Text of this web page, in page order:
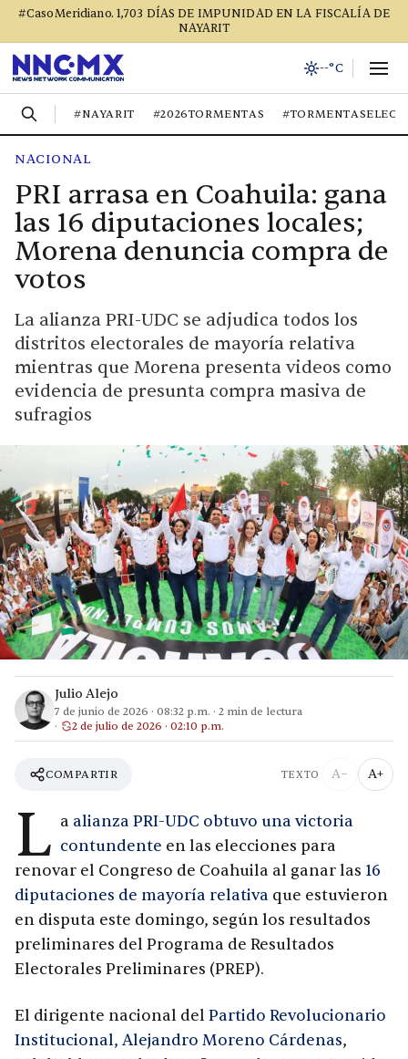
#CasoMeridiano. 1,703 DÍAS DE IMPUNIDAD EN LA FISCALÍA DE
NAYARIT
--°C
#NAYARIT #2026TORMENTAS
NACIONAL
PRI arrasa en Coahuila: gana
las 16 diputaciones locales;
Morena denuncia compra de
votos
La alianza PRI-UDC se adjudica todos los
distritos electorales de mayoría relativa
mientras que Morena presenta videos como
evidencia de presunta compra masiva de
sufragios
Julio Alejo
7 de junio de 2026 · 08:32 p.m. · 2 min de lectura
2 de julio de 2026 · 02:10 p.m.
COMPARTIR TEXTO A− A+
L a alianza PRI-UDC obtuvo una victoria
contundente en las elecciones para
renovar el Congreso de Coahuila al ganar las 16
diputaciones de mayoría relativa que estuvieron
en disputa este domingo, según los resultados
preliminares del Programa de Resultados
Electorales Preliminares (PREP).
El dirigente nacional del Partido Revolucionario
Institucional, Alejandro Moreno Cárdenas,